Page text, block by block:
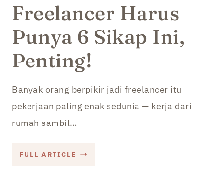
2019
Freelancer Harus
Punya 6 Sikap Ini,
Penting!
Banyak orang berpikir jadi freelancer itu
pekerjaan paling enak sedunia — kerja dari
rumah sambil…
FULL ARTICLE FREELANCER